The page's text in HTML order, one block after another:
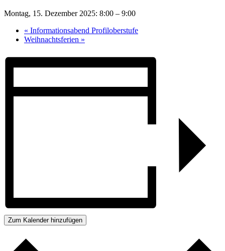
Montag, 15. Dezember 2025: 8:00 – 9:00
« Informationsabend Profiloberstufe
Weihnachtsferien »
Zum Kalender hinzufügen